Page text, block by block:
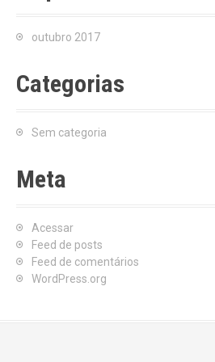
outubro 2017
Categorias
Sem categoria
Meta
Acessar
Feed de posts
Feed de comentários
WordPress.org